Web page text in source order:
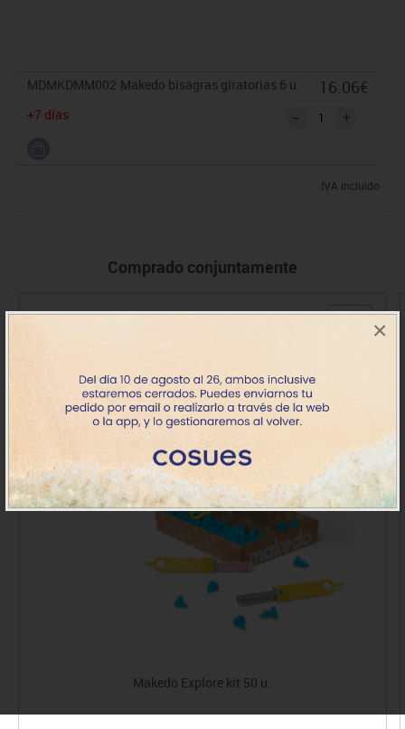
×
estructuras, fomentando el aprendizaje STEM de forma segura y
creativa. Ir a HUB.
MDMKDMM002 Makedo bisagras giratorias 6 u.
+7 días
16.06€
IVA incluido
Comprado conjuntamente
+ 5 años
Makedo Explore kit 50 u.